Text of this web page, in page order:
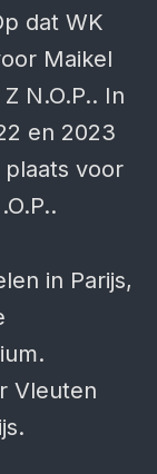
dat WK
Maikel
N.O.P.. In
en 2023
voor
in Parijs,
Vleuten